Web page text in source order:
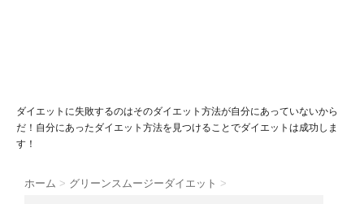
ダイエットに失敗するのはそのダイエット方法が自分にあっていないから
だ！自分にあったダイエット方法を見つけることでダイエットは成功しま
す！
ホーム > グリーンスムージーダイエット >